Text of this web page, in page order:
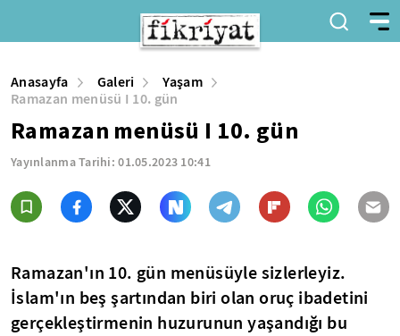
Anasayfa Galeri
Yaşam
Ramazan menüsü I 10. gün
Ramazan menüsü I 10. gün
Yayınlanma Tarihi:01.05.2023 10:41
Ramazan'ın 10. gün menüsüyle sizlerleyiz.
İslam'ın beş şartından biri olan oruç ibadetini
gerçekleştirmenin huzurunun yaşandığı bu